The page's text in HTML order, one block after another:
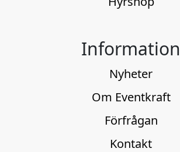
Information
Nyheter
Om Eventkraft
Förfrågan
Kontakt